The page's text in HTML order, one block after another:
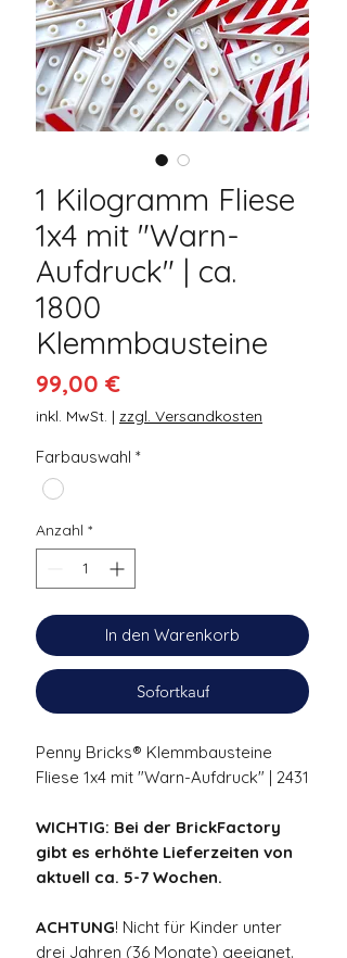
1 Kilogramm Fliese
1x4 mit "Warn-
Aufdruck" | ca.
1800
Klemmbausteine
99,00 €Preis
inkl. MwSt. | zzgl. Versandkosten
Farbauswahl *
Anzahl *
In den Warenkorb
Sofortkauf
Penny Bricks® Klemmbausteine
Fliese 1x4 mit "Warn-Aufdruck" | 2431
WICHTIG: Bei der BrickFactory
gibt es erhöhte Lieferzeiten von
aktuell ca. 5-7 Wochen.
ACHTUNG! Nicht für Kinder unter
drei Jahren (36 Monate) geeignet.